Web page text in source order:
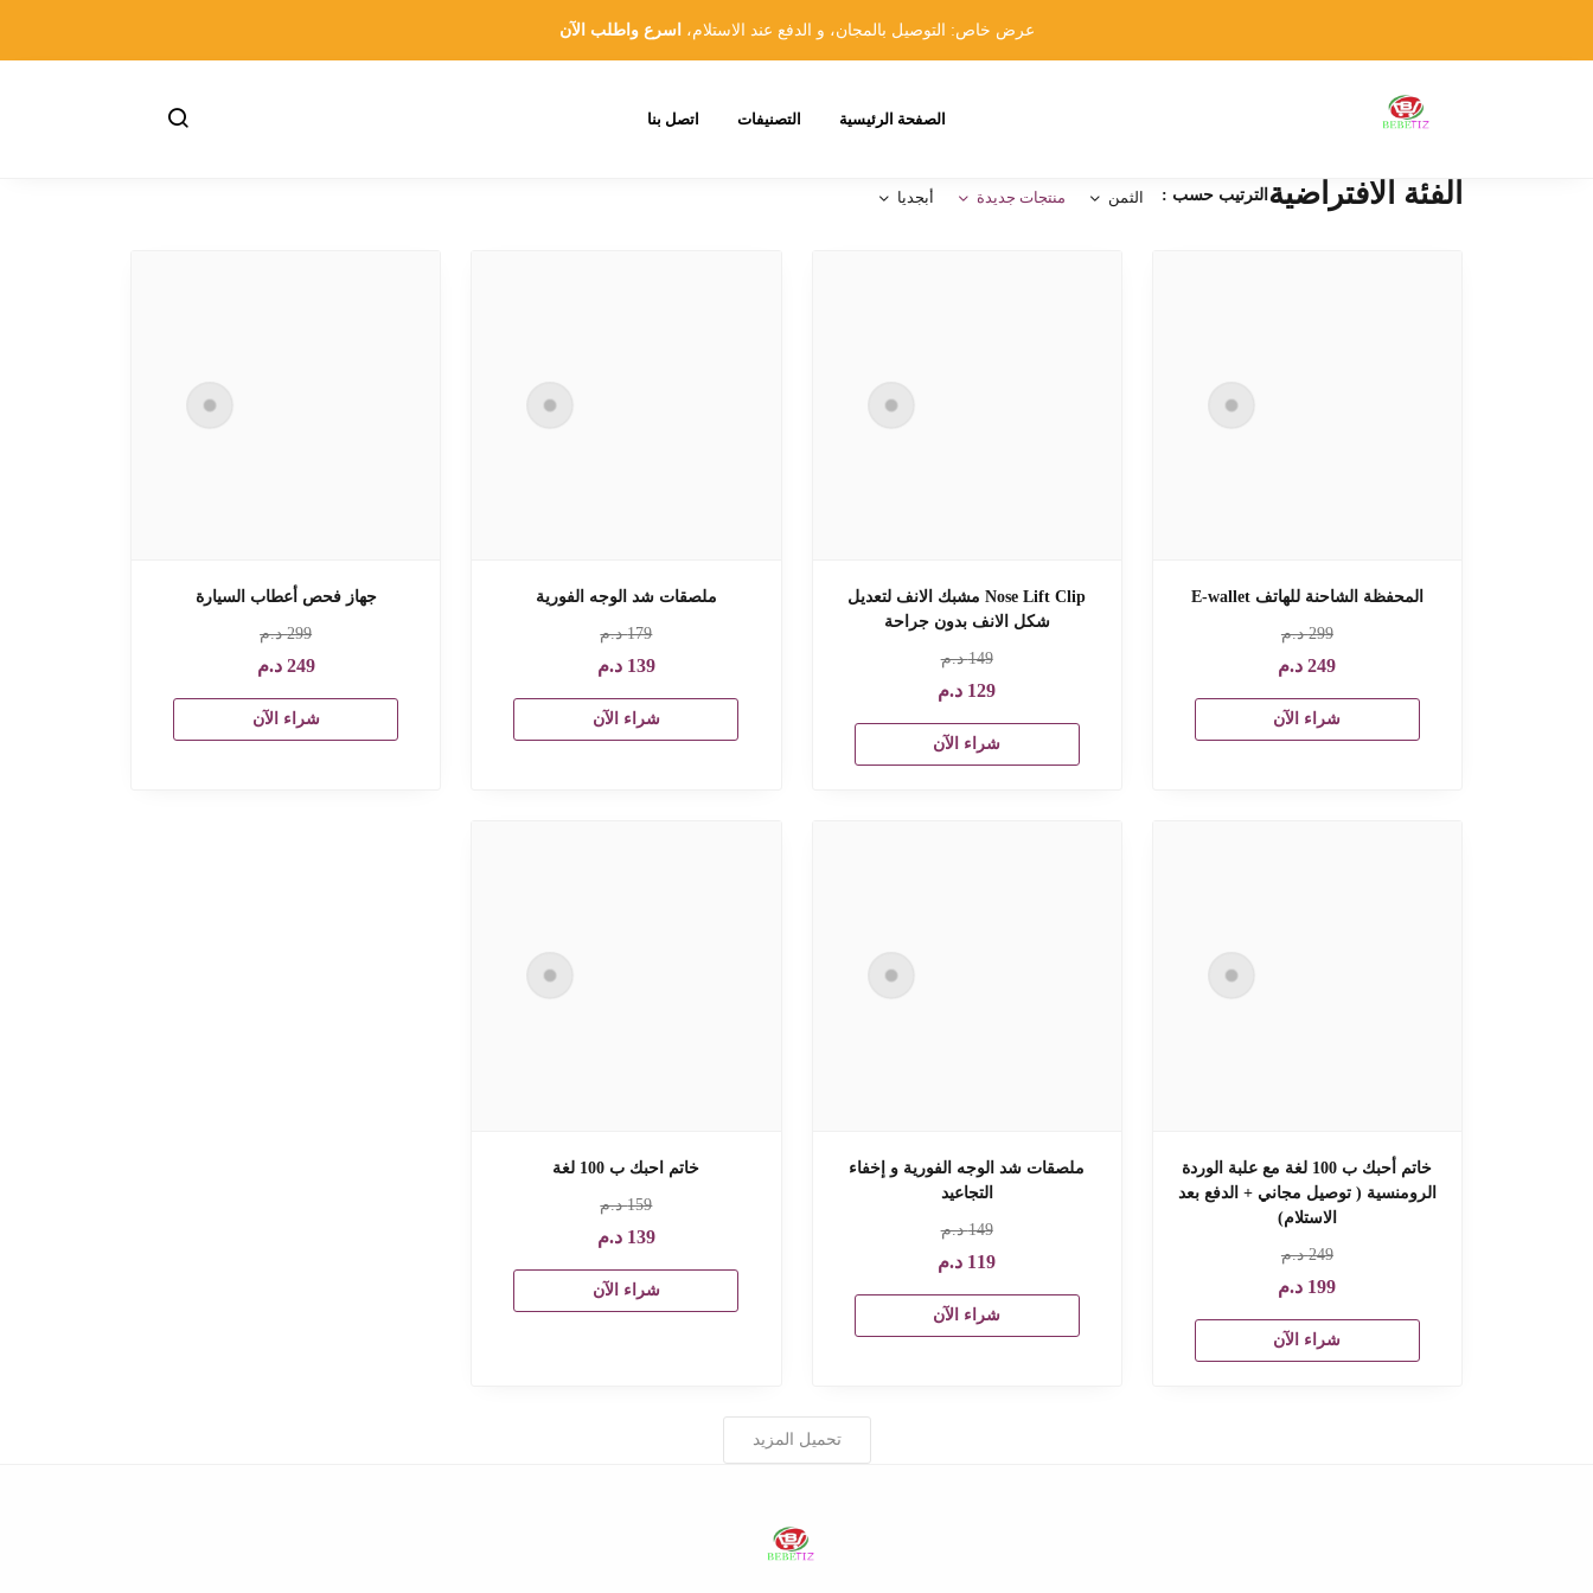
عرض خاص: التوصيل بالمجان، و الدفع عند الاستلام، اسرع واطلب الآن
الصفحة الرئيسية التصنيفات اتصل بنا
الفئة الافتراضية الترتيب حسب : الثمن منتجات جديدة أبجديا
المحفظة الشاحنة للهاتف E-wallet
299د.م
249د.م
شراء الآن
Nose Lift Clip مشبك الانف لتعديل
شكل الانف بدون جراحة
149د.م
129 د.م
شراء الآن
ملصقات شد الوجه الفورية
179د.م
139 د.م
شراء الآن
جهاز فحص أعطاب السيارة
299د.م
249 د.م
شراء الآن
خاتم أحبك ب 100 لغة مع علبة الوردة
الرومنسية ( توصيل مجاني + الدفع بعد
الاستلام)
249د.م
199 د.م
شراء الآن
ملصقات شد الوجه الفورية و إخفاء
التجاعيد
149د.م
119 د.م
شراء الآن
خاتم احبك ب 100 لغة
159د.م
139 د.م
شراء الآن
تحميل المزيد